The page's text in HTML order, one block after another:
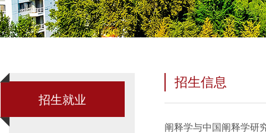
招生就业
招生信息
阐释学与中国阐释学研